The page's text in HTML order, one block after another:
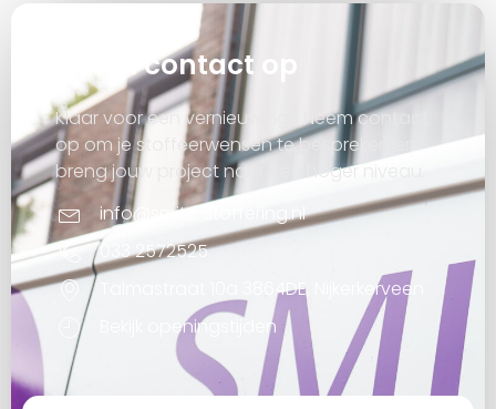
Neem contact op
Klaar voor een vernieuwing? Neem contact
op om je stoffeerwensen te bespreken en
breng jouw project naar een hoger niveau.
info@smits-stoffering.nl
033 2572525
Talmastraat 10a 3864DE, Nijkerkerveen
Bekijk openingstijden